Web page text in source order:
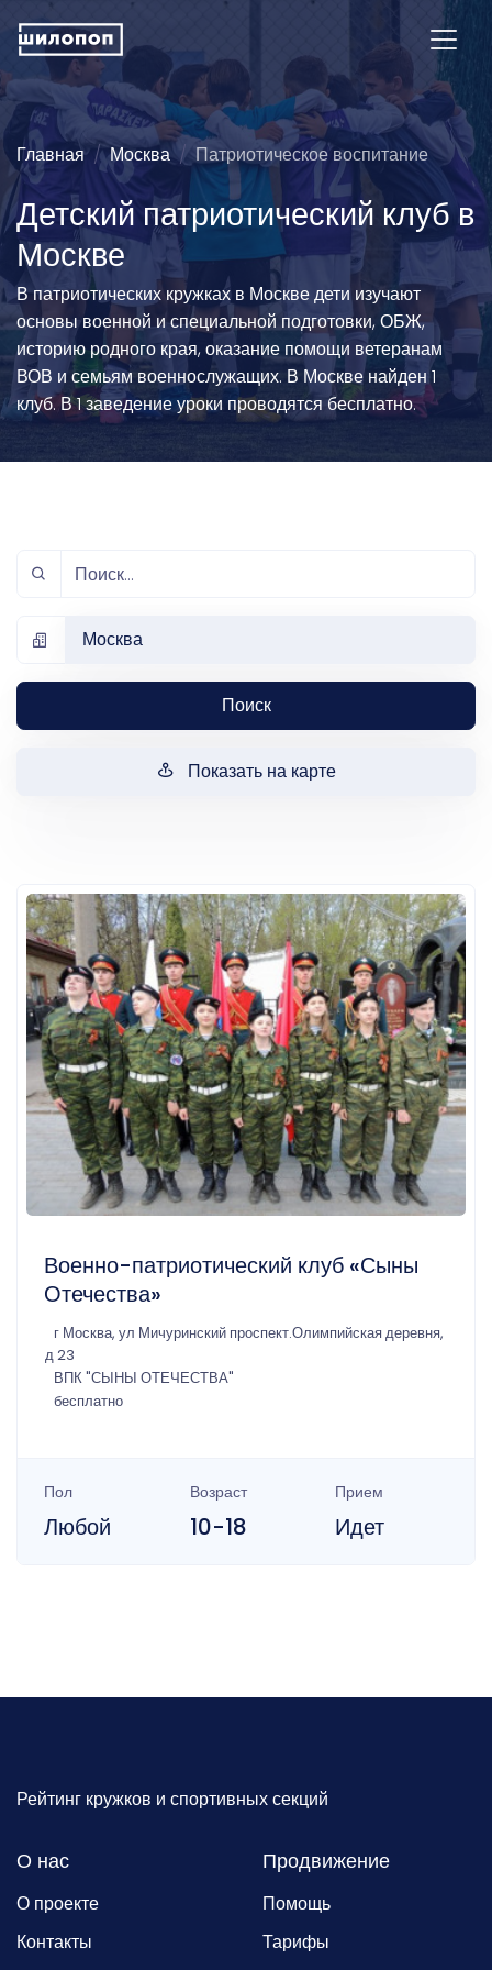
Главная Москва Патриотическое воспитание
Детский патриотический клуб в
Москве
В патриотических кружках в Москве дети изучают
основы военной и специальной подготовки, ОБЖ,
историю родного края, оказание помощи ветеранам
ВОВ и семьям военнослужащих. В Москве найден 1
клуб. В 1 заведение уроки проводятся бесплатно.
Москва
Поиск
Показать на карте
Военно-патриотический клуб «Сыны
Отечества»
г Москва, ул Мичуринский проспект.Олимпийская деревня,
д 23
ВПК "СЫНЫ ОТЕЧЕСТВА"
бесплатно
Пол
Любой
Возраст
10-18
Прием
Идет
Рейтинг кружков и спортивных секций
О нас
О проекте
Контакты
Продвижение
Помощь
Тарифы